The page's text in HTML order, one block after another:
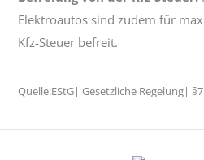
Elektroautos sind zudem für
Kfz-Steuer befreit.
Quelle:EStG| Gesetzliche Regelung|